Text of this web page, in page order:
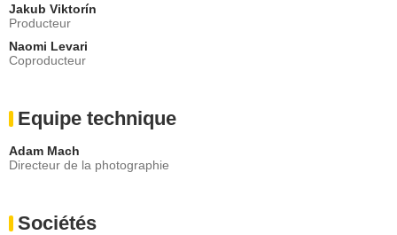
Jakub Viktorín
Producteur
Naomi Levari
Coproducteur
Equipe technique
Adam Mach
Directeur de la photographie
Sociétés